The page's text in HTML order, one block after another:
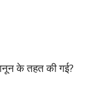
के तहत की गई?